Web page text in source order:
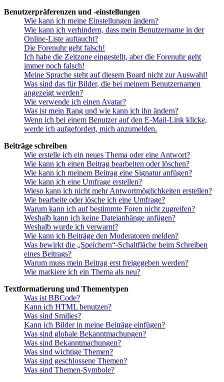
Benutzerpräferenzen und -einstellungen
Wie kann ich meine Einstellungen ändern?
Wie kann ich verhindern, dass mein Benutzername in der
Online-Liste auftaucht?
Die Forenuhr geht falsch!
Ich habe die Zeitzone eingestellt, aber die Forenuhr geht
immer noch falsch!
Meine Sprache steht auf diesem Board nicht zur Auswahl!
Was sind das für Bilder, die bei meinem Benutzernamen
angezeigt werden?
Wie verwende ich einen Avatar?
Was ist mein Rang und wie kann ich ihn ändern?
Wenn ich bei einem Benutzer auf den E-Mail-Link klicke,
werde ich aufgefordert, mich anzumelden.
Beiträge schreiben
Wie erstelle ich ein neues Thema oder eine Antwort?
Wie kann ich einen Beitrag bearbeiten oder löschen?
Wie kann ich meinem Beitrag eine Signatur anfügen?
Wie kann ich eine Umfrage erstellen?
Wieso kann ich nicht mehr Antwortmöglichkeiten erstellen?
Wie bearbeite oder lösche ich eine Umfrage?
Warum kann ich auf bestimmte Foren nicht zugreifen?
Weshalb kann ich keine Dateianhänge anfügen?
Weshalb wurde ich verwarnt?
Wie kann ich Beiträge den Moderatoren melden?
Was bewirkt die „Speichern“-Schaltfläche beim Schreiben
eines Beitrags?
Warum muss mein Beitrag erst freigegeben werden?
Wie markiere ich ein Thema als neu?
Textformatierung und Thementypen
Was ist BBCode?
Kann ich HTML benutzen?
Was sind Smilies?
Kann ich Bilder in meine Beiträge einfügen?
Was sind globale Bekanntmachungen?
Was sind Bekanntmachungen?
Was sind wichtige Themen?
Was sind geschlossene Themen?
Was sind Themen-Symbole?